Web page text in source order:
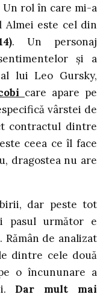
rol în care mi-a
Almei este cel din
. Un personaj
și a
lui Leo Gursky,
care apare pe
vârstei de
contractul dintre
ceea ce îl face
dragostea nu are
dar peste tot
pasul următor e
de analizat
dintre cele două
o încununare a
Dar mult mai